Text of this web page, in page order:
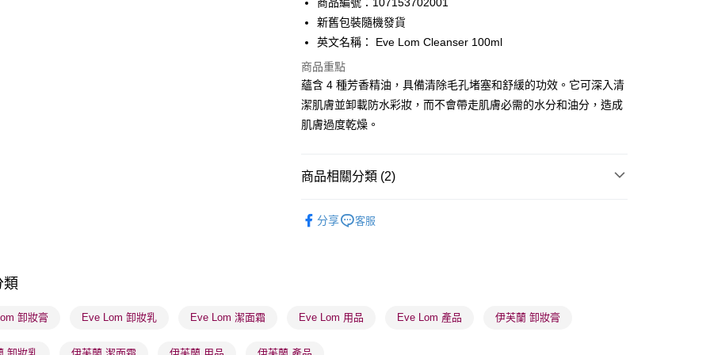
WeChat Pay
BoC Pay
送貨方式
順豐自助櫃 - 確認發貨後1-3個工作天送達
順豐站及營業點 - 確認發貨後1-3個工作天送達
確認發貨後1-3 工作天送達，訂單將隨機分配至SF順豐速運或京東
取。逾期會取消訂單，並不會安排重寄
新舊包裝隨機發貨
英文名稱： Eve Lom Cleanser 100ml
商品重點
蘊含 4 種芳香精油，具備清除毛孔堵塞和舒緩的功效。它可深入清
潔肌膚並卸載防水彩妝，而不會帶走肌膚必需的水分和油分，造成
肌膚過度乾燥。
商品相關分類 (2)
分享 客服
類
卸妝膏 Eve Lom 卸妝乳 Eve Lom 潔面霜 Eve Lom 用品 Eve Lom 產品 伊芙蘭 卸妝膏